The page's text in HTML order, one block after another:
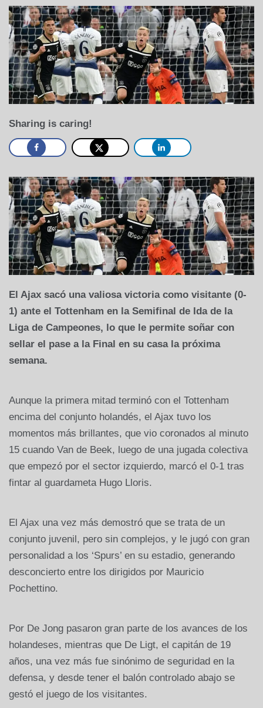
Sharing is caring!
El Ajax sacó una valiosa victoria como visitante (0-
1) ante el Tottenham en la Semifinal de Ida de la
Liga de Campeones, lo que le permite soñar con
sellar el pase a la Final en su casa la próxima
semana.
Aunque la primera mitad terminó con el Tottenham
encima del conjunto holandés, el Ajax tuvo los
momentos más brillantes, que vio coronados al minuto
15 cuando Van de Beek, luego de una jugada colectiva
que empezó por el sector izquierdo, marcó el 0-1 tras
fintar al guardameta Hugo Lloris.
El Ajax una vez más demostró que se trata de un
conjunto juvenil, pero sin complejos, y le jugó con gran
personalidad a los ‘Spurs’ en su estadio, generando
desconcierto entre los dirigidos por Mauricio
Pochettino.
Por De Jong pasaron gran parte de los avances de los
holandeses, mientras que De Ligt, el capitán de 19
años, una vez más fue sinónimo de seguridad en la
defensa, y desde tener el balón controlado abajo se
gestó el juego de los visitantes.